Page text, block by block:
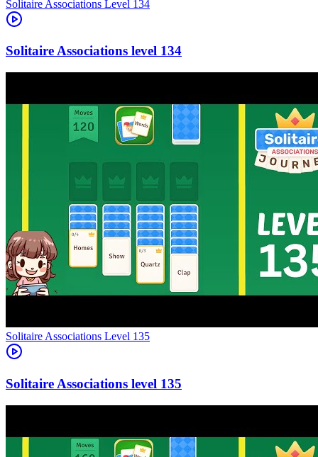
Level 134
134
Level 135
135